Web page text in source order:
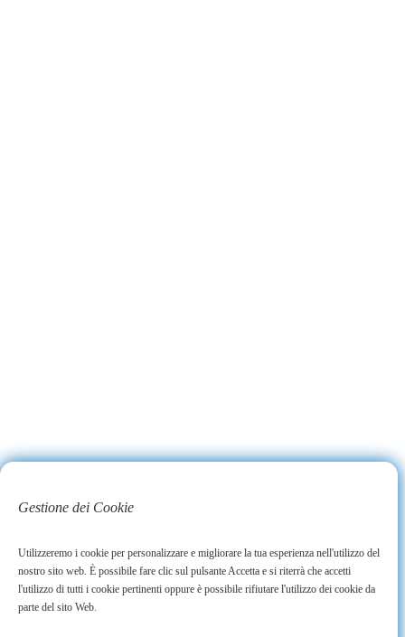
Gestione dei Cookie
Utilizzeremo i cookie per personalizzare e migliorare la tua esperienza nell'utilizzo del
nostro sito web. È possibile fare clic sul pulsante Accetta e si riterrà che accetti
l'utilizzo di tutti i cookie pertinenti oppure è possibile rifiutare l'utilizzo dei cookie da
parte del sito Web.